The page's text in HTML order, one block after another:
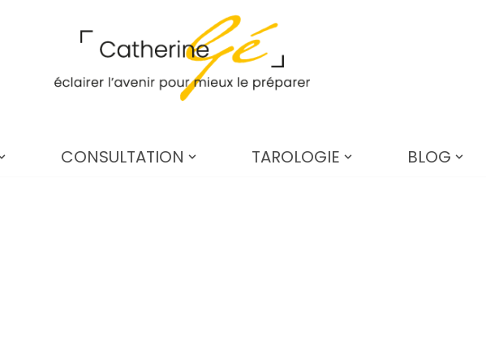
CONSULTATION TAROLOGIE BLOG